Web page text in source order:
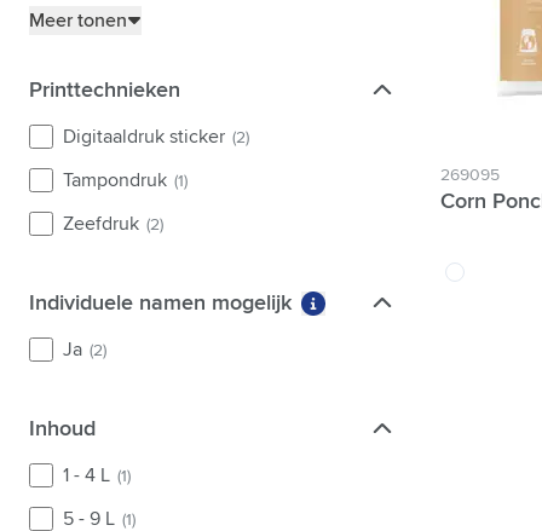
Meer tonen
Printtechnieken
Printtechnieken
Digitaaldruk sticker (2)
Tampondruk (1)
Zeefdruk (2)
Individuele namen mogelijk
Individuele namen mogelijk
Meer informatie over
Ja (2)
Inhoud
Inhoud
1 - 4 L (1)
5 - 9 L (1)
269095
Corn
translucide